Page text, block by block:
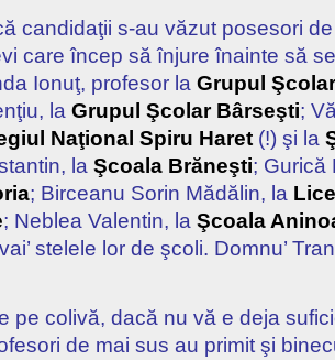
candidaţii s-au văzut posesori
care încep să înjure înainte să
Ionuţ, profesor la Grupul
la Grupul Şcolar Bârseşti;
Naţional Spiru Haret (!) şi la
la Şcoala Brăneşti; Gurică
; Birceanu Sorin Mădălin, la
; Neblea Valentin, la Şcoala
stelele lor de şcoli. Domnu’
pe colivă, dacă nu vă e deja
de mai sus au primit şi